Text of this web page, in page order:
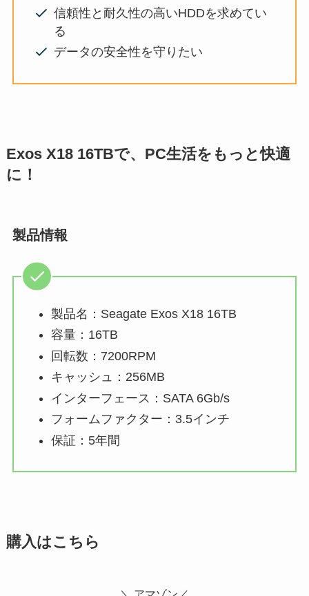
信頼性と耐久性の高いHDDを求めてい
る
データの安全性を守りたい
Exos X18 16TBで、PC生活をもっと快適
に！
製品情報
製品名：Seagate Exos X18 16TB
容量：16TB
回転数：7200RPM
キャッシュ：256MB
インターフェース：SATA 6Gb/s
フォームファクター：3.5インチ
保証：5年間
購入はこちら